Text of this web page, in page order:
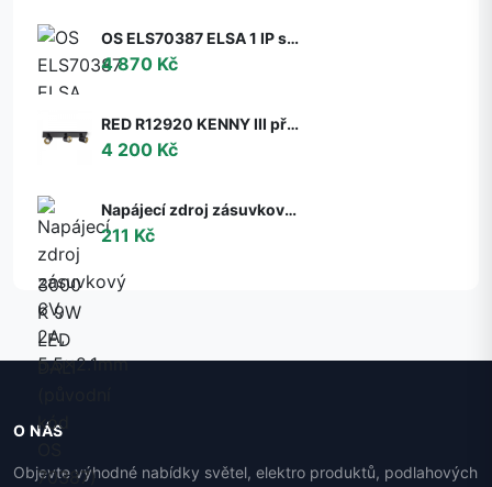
OS ELS70387 ELSA 1 IP stropní/nástěnné skleněné svítidlo bílá IP65 3000 K 9W LED DALI (původní kód OS 70387) - OSMONT
4 870 Kč
RED R12920 KENNY III přisazená černá/zlatá 230V GU10 3x35W - RED - DESIGN RENDL
4 200 Kč
Napájecí zdroj zásuvkový 6V, 2A, 5.5x2.1mm
211 Kč
O NÁS
Objevte výhodné nabídky světel, elektro produktů, podlahových